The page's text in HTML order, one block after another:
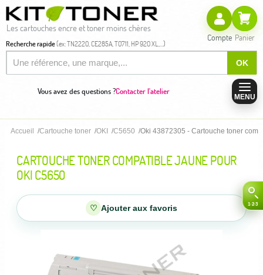
Les cartouches encre et toner moins chères
Recherche rapide(ex: TN2220, CE285A, T0711, HP 920 XL,...)
OK
Compte Panier
Vous avez des questions ?Contacter l'atelier
MENU
Accueil Cartouche toner OKI C5650 Oki 43872305 - Cartouche toner
CARTOUCHE TONER COMPATIBLE JAUNE POUR
OKI C5650
♡ Ajouter aux favoris